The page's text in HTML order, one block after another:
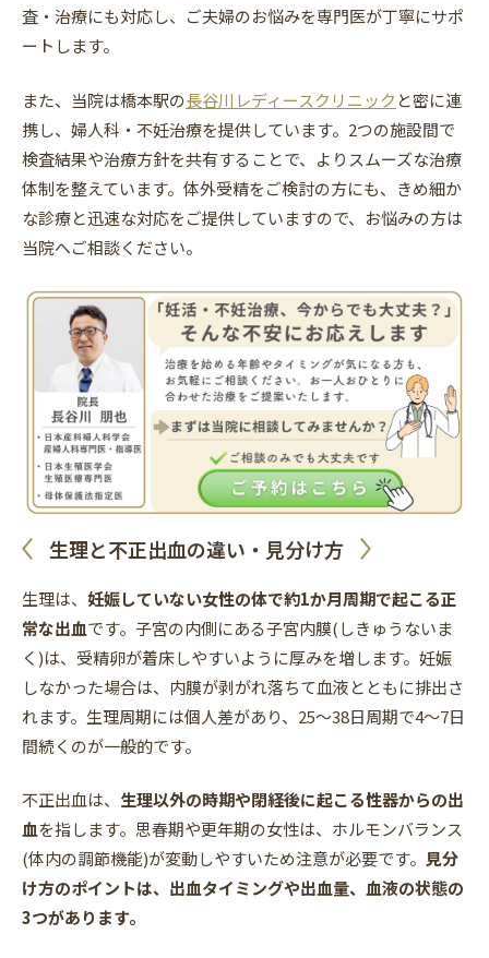
査・治療にも対応し、ご夫婦のお悩みを専門医が丁寧にサポ
ートします。
また、当院は橋本駅の長谷川レディースクリニック と密に連
携し、婦人科・不妊治療を提供しています。2つの施設間で
検査結果や治療方針を共有することで、よりスムーズな治療
体制を整えています。体外受精をご検討の方にも、きめ細か
な診療と迅速な対応をご提供していますので、お悩みの方は
当院へご相談ください。
生理と不正出血の違い・見分け方
生理は、 妊娠していない女性の体で約1か月周期で起こる正
常な出血です。子宮の内側にある子宮内膜(しきゅうないま
く)は、受精卵が着床しやすいように厚みを増します。妊娠
しなかった場合は、内膜が剥がれ落ちて血液とともに排出さ
れます。生理周期には個人差があり、25〜38日周期で4〜7日
間続くのが一般的です。
不正出血は、 生理以外の時期や閉経後に起こる性器からの出
血を指します。思春期や更年期の女性は、ホルモンバランス
(体内の調節機能)が変動しやすいため注意が必要です。 見分
け方のポイントは、出血タイミングや出血量、血液の状態の
3つがあります。